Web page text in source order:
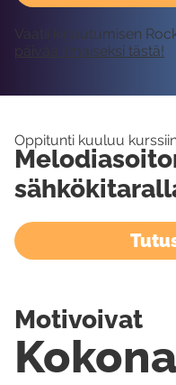
Vaatii kirjautumisen
päivää ilmaiseksi tästä!
Oppitunti kuuluu
Motivoivat